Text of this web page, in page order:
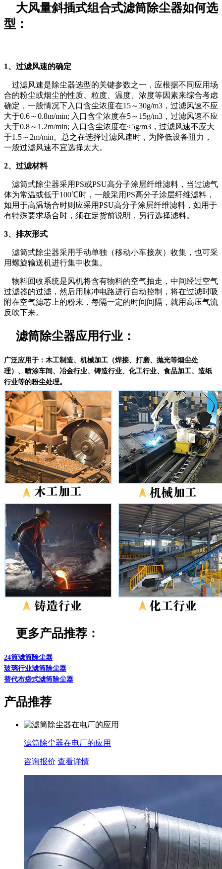
大风量斜插式组合式滤筒除尘器如何选
型：
1、过滤风速的确定
过滤风速是除尘器选型的关键参数之一，应根据不同应用场
合的粉尘或烟尘的性质、粒度、温度、浓度等因素来综合考虑
确定，一般情况下入口含尘浓度在15～30g/m3，过滤风速不应
大于0.6～0.8m/min; 入口含尘浓度在5～15g/m3，过滤风速不应
大于0.8～1.2m/min; 入口含尘浓度在≤5g/m3，过滤风速不应大
于1.5～2m/min。总之在选择过滤风速时，为降低设备阻力，
一般过滤风速不宜选择太大。
2、过滤材料
滤筒式除尘器采用PS或PSU高分子涂层纤维滤料，当过滤气
体为常温或低于100℃时，一般采用PS高分子涂层纤维滤料，
如用于高温场合时则应采用PSU高分子涂层纤维滤料，如用于
有特殊要求场合时，须在定货前说明，另行选择滤料。
3、排灰形式
滤筒式除尘器采用手动单独（移动小车接灰）收集，也可采
用螺旋输送机进行集中收集。
物料回收系统是风机将含有物料的空气抽走，中间经过空气
过滤器的过滤，然后用脉冲电路进行自动控制，将在过滤时吸
附在空气滤芯上的粉末，每隔一定的时间间隔，就用高压气流
反吹下来。
滤筒除尘器应用行业：
广泛应用于：木工制造、机械加工（焊接、打磨、抛光等烟尘处
理）、喷涂车间、冶金行业、铸造行业、化工行业、食品加工、造纸
行业等的粉尘处理。
更多产品推荐：
24筒滤筒除尘器
玻璃行业滤筒除尘器
替代布袋式滤筒除尘器
产品推荐
滤筒除尘器在电厂的应用
咨询报价 查看详情